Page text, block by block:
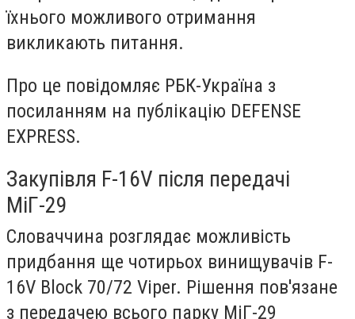
їхнього можливого отримання
викликають питання.
Про це повідомляє РБК-Україна з
посиланням на публікацію DEFENSE
EXPRESS.
Закупівля F-16V після передачі
МіГ-29
Словаччина розглядає можливість
придбання ще чотирьох винищувачів F-
16V Block 70/72 Viper. Рішення пов'язане
з передачею всього парку МіГ-29